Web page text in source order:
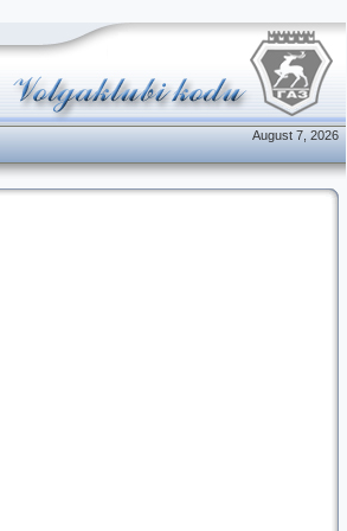
August 7, 2026